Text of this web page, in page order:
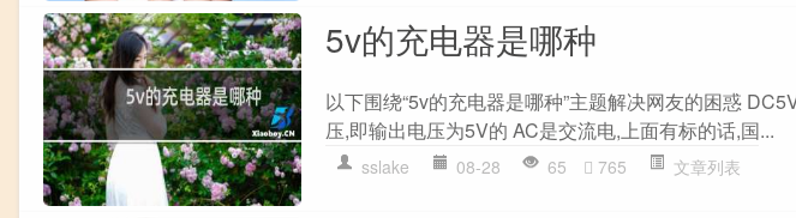
5v的充电器是哪种
以下围绕“5v的充电器是哪种”主题解决网友的困惑
压,即输出电压为5V的 AC是交流电,上面有标的话,国...
sslake 08-28 65 765 文章列表